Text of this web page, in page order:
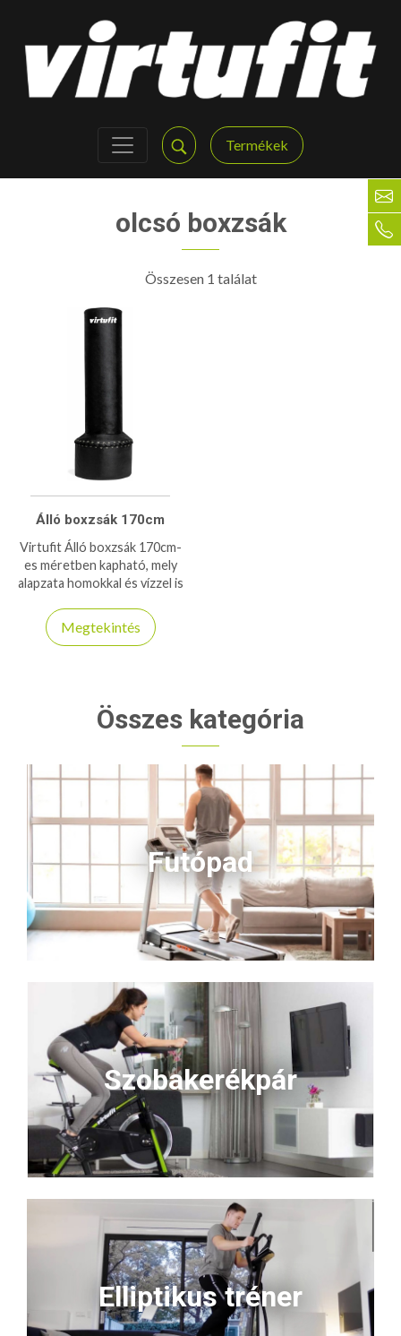
Termékek
olcsó boxzsák
Összesen 1 találat
Álló boxzsák 170cm
Virtufit Álló boxzsák 170cm-
es méretben kapható, mely
alapzata homokkal és vízzel is
Megtekintés
Összes kategória
Futópad
Szobakerékpár
Elliptikus tréner